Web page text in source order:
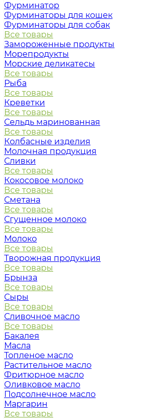
Фурминатор
Фурминаторы для кошек
Фурминаторы для собак
Все товары
Замороженные продукты
Морепродукты
Морские деликатесы
Все товары
Рыба
Все товары
Креветки
Все товары
Сельдь маринованная
Все товары
Колбасные изделия
Молочная продукция
Сливки
Все товары
Кокосовое молоко
Все товары
Сметана
Все товары
Сгущенное молоко
Все товары
Молоко
Все товары
Творожная продукция
Все товары
Брынза
Все товары
Сыры
Все товары
Сливочное масло
Все товары
Бакалея
Масла
Топленое масло
Растительное масло
Фритюрное масло
Оливковое масло
Подсолнечное масло
Маргарин
Все товары